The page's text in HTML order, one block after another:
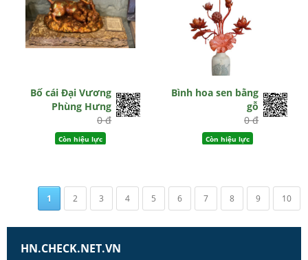
Bố cái Đại Vương
Phùng Hưng
0 đ
Còn hiệu lực
Bình hoa sen bằng
gỗ
0 đ
Còn hiệu lực
1 2 3 4 5 6 7 8 9 10
HN.CHECK.NET.VN